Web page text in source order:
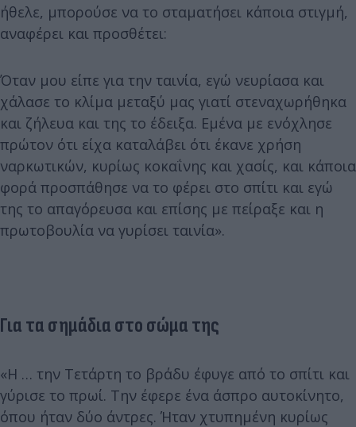
ήθελε, μπορούσε να το σταματήσει κάποια στιγμή,
αναφέρει και προσθέτει:
Όταν μου είπε για την ταινία, εγώ νευρίασα και
χάλασε το κλίμα μεταξύ μας γιατί στεναχωρήθηκα
και ζήλευα και της το έδειξα. Εμένα με ενόχλησε
πρώτον ότι είχα καταλάβει ότι έκανε χρήση
ναρκωτικών, κυρίως κοκαΐνης και χασίς, και κάποια
φορά προσπάθησε να το φέρει στο σπίτι και εγώ
της το απαγόρευσα και επίσης με πείραξε και η
πρωτοβουλία να γυρίσει ταινία».
Για τα σημάδια στο σώμα της
«Η … την Τετάρτη το βράδυ έφυγε από το σπίτι και
γύρισε το πρωί. Την έφερε ένα άσπρο αυτοκίνητο,
όπου ήταν δύο άντρες. Ήταν χτυπημένη κυρίως